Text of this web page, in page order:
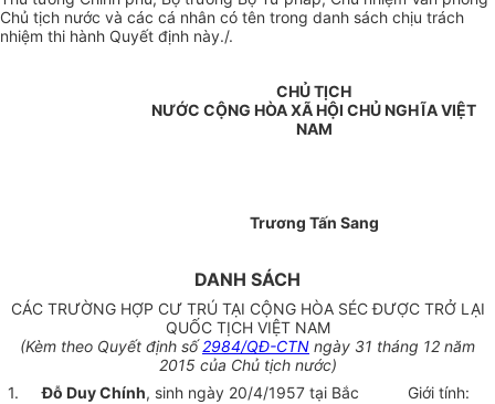
Chủ tịch nước và các cá nhân có tên trong danh sách chịu trách
nhiệm thi hành Quyết định này./.
CHỦ TỊCH
NƯỚC CỘNG HÒA XÃ HỘI CHỦ NGHĨA VIỆT
NAM
Trương Tấn Sang
DANH SÁCH
CÁC TRƯỜNG HỢP CƯ TRÚ TẠI CỘNG HÒA SÉC ĐƯỢC TRỞ LẠI
QUỐC TỊCH VIỆT NAM
(Kèm theo Quyết định số2984/QĐ-CTN ngày 31 tháng 12 năm
2015 của Chủ tịch nước)
1.
Đỗ Duy Chính, sinh ngày 20/4/1957 tại Bắc
Giới tính: